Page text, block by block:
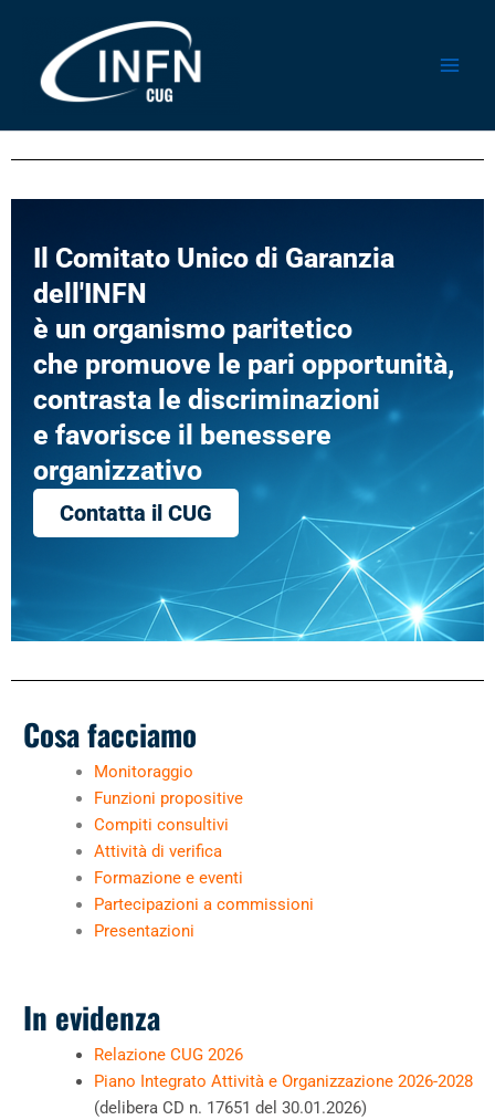
contenuto
Il Comitato Unico di Garanzia
dell'INFN
è un organismo paritetico
che promuove le pari opportunità,
contrasta le discriminazioni
e favorisce il benessere
organizzativo
Contatta il CUG
Cosa facciamo
Monitoraggio
Funzioni propositive
Compiti consultivi
Attività di verifica
Formazione e eventi
Partecipazioni a commissioni
Presentazioni
In evidenza
Relazione CUG 2026
Piano Integrato Attività e Organizzazione 2026-2028
(delibera CD n. 17651 del 30.01.2026)